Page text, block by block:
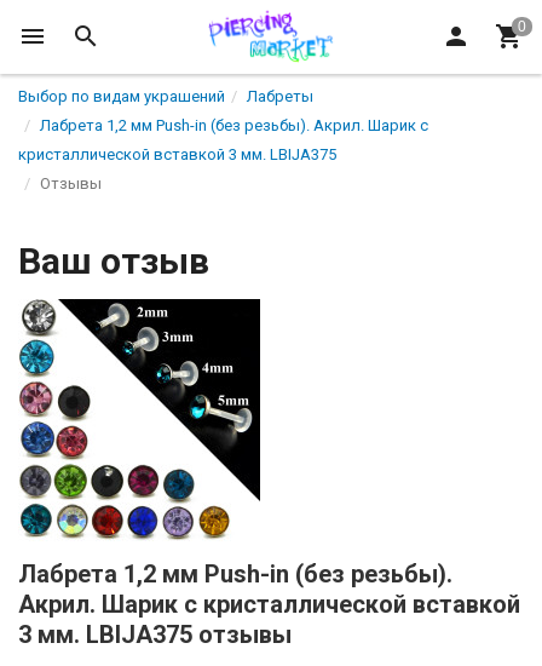
Выбор по видам украшений
Лабреты
Лабрета 1,2 мм Push-in (без резьбы). Акрил. Шарик с
кристаллической вставкой 3 мм. LBIJA375
Отзывы
Ваш отзыв
Лабрета 1,2 мм Push-in (без резьбы).
Акрил. Шарик с кристаллической вставкой
3 мм. LBIJA375 отзывы